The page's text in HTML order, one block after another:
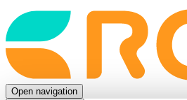
Back
to
frontpage
Open navigation